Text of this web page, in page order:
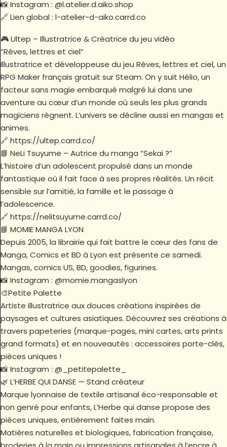
📸 Instagram : @l.atelier.d.aiko.shop
🔗 Lien global : l-atelier-d-aiko.carrd.co
🎮 Ultep – Illustratrice & Créatrice du jeu vidéo
“Rêves, lettres et ciel”
Illustratrice et développeuse du jeu Rêves, lettres et ciel, un
RPG Maker français gratuit sur Steam. On y suit Hélio, un
facteur sans magie embarqué malgré lui dans une
aventure au cœur d’un monde où seuls les plus grands
magiciens règnent. L’univers se décline aussi en mangas et
animes.
🔗 https://ultep.carrd.co/
📘 NeLi Tsuyume – Autrice du manga “Sekai ?”
L’histoire d’un adolescent propulsé dans un monde
fantastique où il fait face à ses propres réalités. Un récit
sensible sur l’amitié, la famille et le passage à
l’adolescence.
🔗 https://nelitsuyume.carrd.co/
📘 MOMIE MANGA LYON
Depuis 2005, la librairie qui fait battre le cœur des fans de
Manga, Comics et BD à Lyon est présente ce samedi.
Mangas, comics US, BD, goodies, figurines.
📸 Instagram : @momie.mangaslyon
🎨Petite Palette
Artiste illustratrice aux douces créations inspirées de
paysages et cultures asiatiques. Découvrez ses créations à
travers papeteries (marque-pages, mini cartes, arts prints
grand formats) et en nouveautés : accessoires porte-clés,
pièces uniques !
📸 Instagram : @_petitepalette_
🌿 L’HERBE QUI DANSE — Stand créateur
Marque lyonnaise de textile artisanal éco-responsable et
non genré pour enfants, L’Herbe qui danse propose des
pièces uniques, entièrement faites main.
Matières naturelles et biologiques, fabrication française,